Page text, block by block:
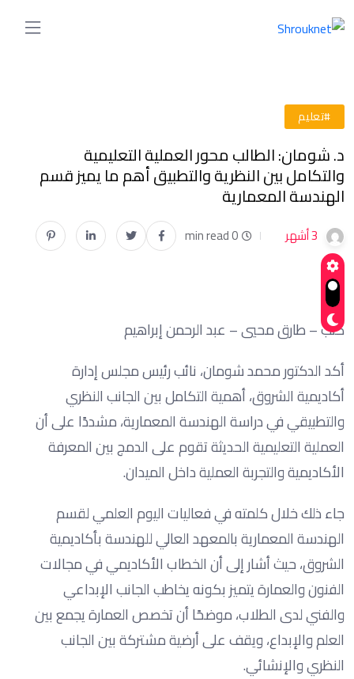
#تعليم
د. شومان: الطالب محور العملية التعليمية
والتكامل بين النظرية والتطبيق أهم ما يميز قسم
الهندسة المعمارية
3 أشهر 0 min read
كتب – طارق محيي – عبد الرحمن إبراهيم
أكد الدكتور محمد شومان، نائب رئيس مجلس إدارة
أكاديمية الشروق، أهمية التكامل بين الجانب النظري
والتطبيقي في دراسة الهندسة المعمارية، مشددًا على أن
العملية التعليمية الحديثة تقوم على الدمج بين المعرفة
الأكاديمية والتجربة العملية داخل الميدان.
جاء ذلك خلال كلمته في فعاليات اليوم العلمي لقسم
الهندسة المعمارية بالمعهد العالي للهندسة بأكاديمية
الشروق، حيث أشار إلى أن الخطاب الأكاديمي في مجالات
الفنون والعمارة يتميز بكونه يخاطب الجانب الإبداعي
والفني لدى الطلاب، موضحًا أن تخصص العمارة يجمع بين
العلم والإبداع، ويقف على أرضية مشتركة بين الجانب
النظري والإنشائي.